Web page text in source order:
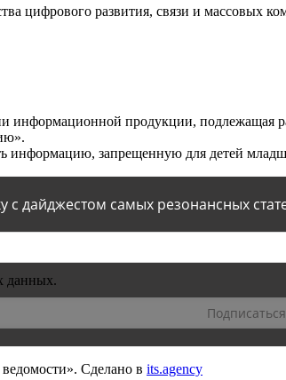
цифрового развития, связи и массовых
информационной продукции, подлежащая
информацию, запрещенную для детей
дайджестом самых резонансных
данных.
Сделано в its.agency